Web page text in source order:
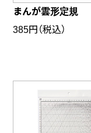
まんが雲形定規
385円（税込）